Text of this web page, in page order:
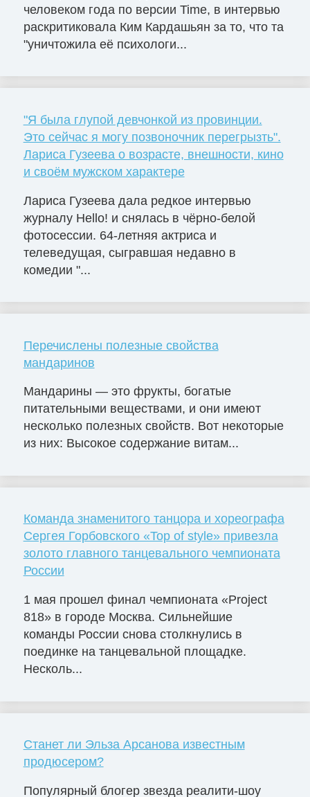
человеком года по версии Time, в интервью
раскритиковала Ким Кардашьян за то, что та
"уничтожила её психологи...
"Я была глупой девчонкой из провинции.
Это сейчас я могу позвоночник перегрызть".
Лариса Гузеева о возрасте, внешности, кино
и своём мужском характере
Лариса Гузеева дала редкое интервью
журналу Hello! и снялась в чёрно-белой
фотосессии. 64-летняя актриса и
телеведущая, сыгравшая недавно в
комедии "...
Перечислены полезные свойства
мандаринов
Мандарины — это фрукты, богатые
питательными веществами, и они имеют
несколько полезных свойств. Вот некоторые
из них: Высокое содержание витам...
Команда знаменитого танцора и хореографа
Сергея Горбовского «Top of style» привезла
золото главного танцевального чемпионата
России
1 мая прошел финал чемпионата «Project
818» в городе Москва. Сильнейшие
команды России снова столкнулись в
поединке на танцевальной площадке.
Несколь...
Станет ли Эльза Арсанова известным
продюсером?
Популярный блогер звезда реалити-шоу